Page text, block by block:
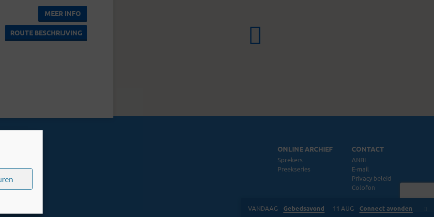
MEER INFO
ROUTE BESCHRIJVING
ONLINE ARCHIEF
Sprekers
Preekseries
CONTACT
ANBI
E-mail
Privacy beleid
Colofon
VANDAAG Gebedsavond 11 AUG Connect avonden